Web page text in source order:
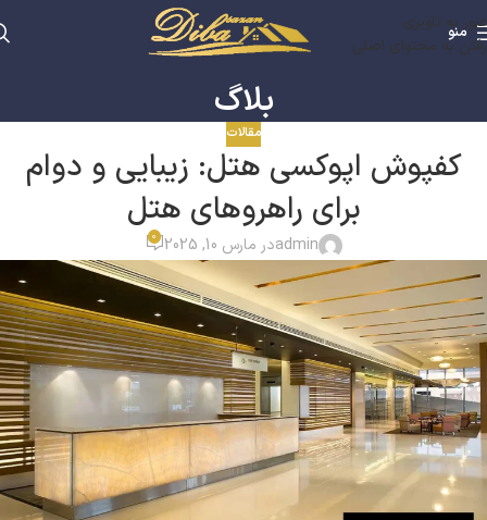
عبور به ناوبری
رفتن به محتوای اصلی
منو
بلاگ
مقالات
کفپوش اپوکسی هتل: زیبایی و دوام
برای راهروهای هتل
adminدر مارس 10, 2025 0